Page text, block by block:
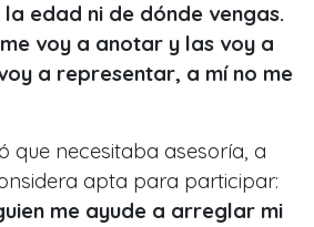
edad ni de dónde vengas.
voy a anotar y las voy a
a representar, a mí no me
que necesitaba asesoría, a
apta para participar:
me ayude a arreglar mi